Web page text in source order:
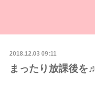
2018.12.03 09:11
まったり放課後を♬